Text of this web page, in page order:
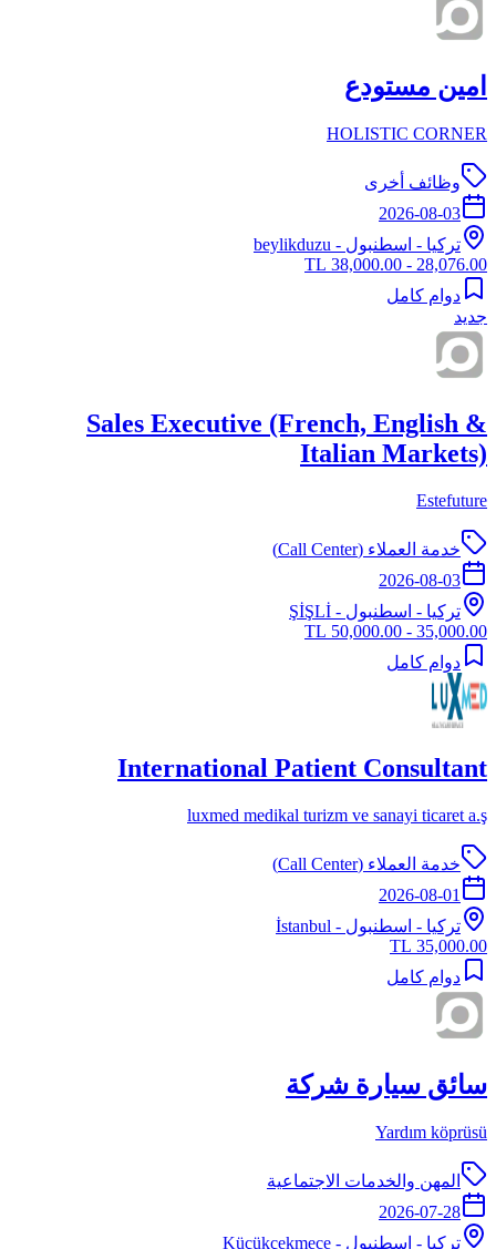
امين مستودع
HOLISTIC CORNER
وظائف أخرى
2026-08-03
تركيا - اسطنبول - beylikduzu
28,076.00 - 38,000.00 TL
دوام كامل
جديد
Sales Executive (French, English &
Italian Markets)
Estefuture
خدمة العملاء (Call Center)
2026-08-03
تركيا - اسطنبول - ŞİŞLİ
35,000.00 - 50,000.00 TL
دوام كامل
International Patient Consultant
luxmed medikal turizm ve sanayi ticaret a.ş
خدمة العملاء (Call Center)
2026-08-01
تركيا - اسطنبول - İstanbul
35,000.00 TL
دوام كامل
سائق سيارة شركة
Yardım köprüsü
المهن والخدمات الاجتماعية
2026-07-28
تركيا - اسطنبول - Küçükçekmece